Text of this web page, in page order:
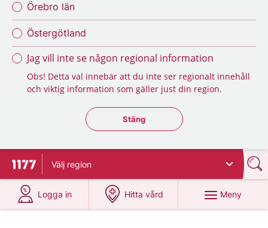
Örebro län
Östergötland
Jag vill inte se någon regional information
Obs! Detta val innebär att du inte ser regionalt innehåll
och viktig information som gäller just din region.
Stäng regionsväljaren
Stäng
Till startsidan för 1177
Välj region
Logga in
på 1177.se
Hitta vård
på 1177.se
Meny